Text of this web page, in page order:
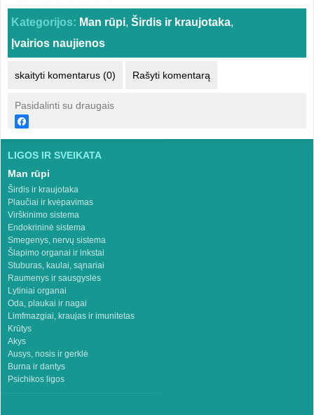
Kategorijos: Man rūpi, Širdis ir kraujotaka,
Įvairios naujienos
skaityti komentarus (0) Rašyti komentarą
Pasidalinti su draugais
LIGOS IR SVEIKATA
Man rūpi
Širdis ir kraujotaka
Plaučiai ir kvėpavimas
Virškinimo sistema
Endokrininė sistema
Smegenys, nervų sistema
Šlapimo organai ir inkstai
Stuburas, kaulai, sąnariai
Raumenys ir sausgyslės
Lytiniai organai
Oda, plaukai ir nagai
Limfmazgiai, kraujas ir imunitetas
Krūtys
Akys
Ausys, nosis ir gerklė
Burna ir dantys
Psichikos ligos